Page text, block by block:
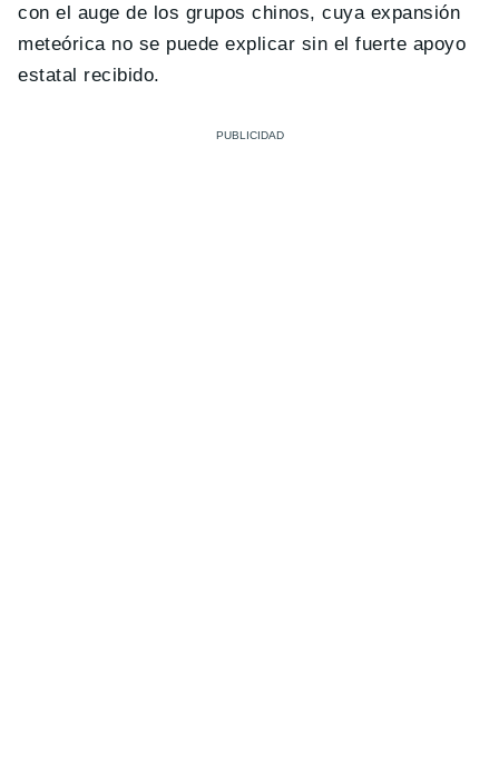
con el auge de los grupos chinos, cuya expansión
meteórica no se puede explicar sin el fuerte apoyo
estatal recibido.